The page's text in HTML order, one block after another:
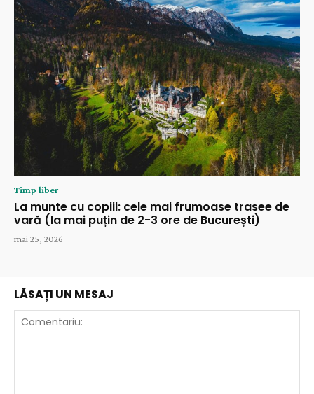
Timp liber
La munte cu copiii: cele mai frumoase trasee de
vară (la mai puțin de 2-3 ore de București)
mai 25, 2026
LĂSAȚI UN MESAJ